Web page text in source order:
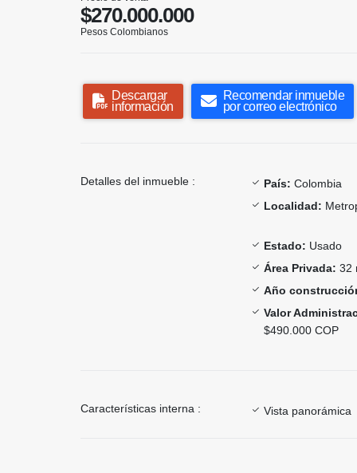
$270.000.000
Pesos Colombianos
Descargar
información
Recomendar inmueble
por correo electrónico
Detalles del inmueble : País: Colombia
Localidad:
Estado: Usado
Área Privada: 32
Año
Valor
$490.000 COP
Características interna : Vista panorámica